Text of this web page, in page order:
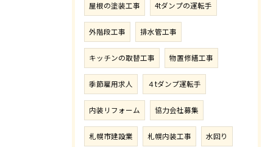
屋根の塗装工事 4tダンプの運転手
外階段工事 排水管工事
キッチンの取替工事 物置修繕工事
季節雇用求人 ４tダンプ運転手
内装リフォーム 協力会社募集
札幌市建設業 札幌内装工事 水回り